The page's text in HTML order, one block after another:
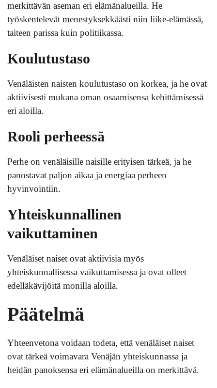
merkittävän aseman eri elämänalueilla. He
työskentelevät menestyksekkäästi niin liike-elämässä,
taiteen parissa kuin politiikassa.
Koulutustaso
Venäläisten naisten koulutustaso on korkea, ja he ovat
aktiivisesti mukana oman osaamisensa kehittämisessä
eri aloilla.
Rooli perheessä
Perhe on venäläisille naisille erityisen tärkeä, ja he
panostavat paljon aikaa ja energiaa perheen
hyvinvointiin.
Yhteiskunnallinen
vaikuttaminen
Venäläiset naiset ovat aktiivisia myös
yhteiskunnallisessa vaikuttamisessa ja ovat olleet
edelläkävijöitä monilla aloilla.
Päätelmä
Yhteenvetona voidaan todeta, että venäläiset naiset
ovat tärkeä voimavara Venäjän yhteiskunnassa ja
heidän panoksensa eri elämänalueilla on merkittävä.